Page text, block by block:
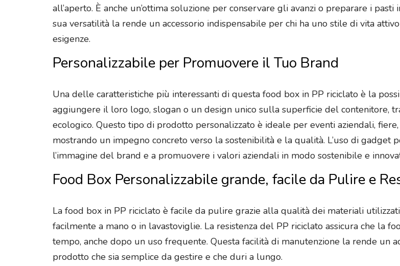
all’aperto. È anche un’ottima soluzione per conservare gli avanzi o preparare i
sua versatilità la rende un accessorio indispensabile per chi ha uno stile di vita
esigenze.
Personalizzabile per Promuovere il Tuo Brand
Una delle caratteristiche più interessanti di questa food box in PP riciclato è la
aggiungere il loro logo, slogan o un design unico sulla superficie del contenitore,
ecologico. Questo tipo di prodotto personalizzato è ideale per eventi aziendali,
mostrando un impegno concreto verso la sostenibilità e la qualità. L’uso di gadget
l’immagine del brand e a promuovere i valori aziendali in modo sostenibile e
Food Box Personalizzabile grande, facile da Pulire e
La food box in PP riciclato è facile da pulire grazie alla qualità dei materiali
facilmente a mano o in lavastoviglie. La resistenza del PP riciclato assicura che la
tempo, anche dopo un uso frequente. Questa facilità di manutenzione la rende un
prodotto che sia semplice da gestire e che duri a lungo.